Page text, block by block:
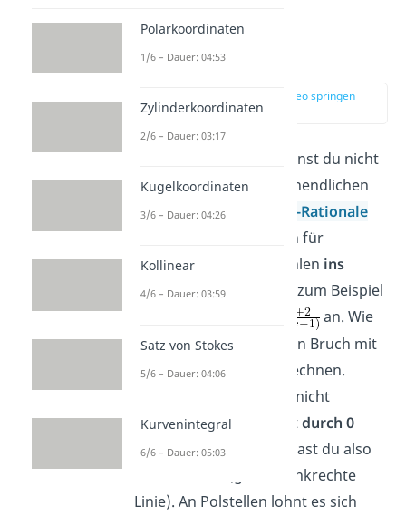
rechtsseitiger
Grenzwert)
zur Stelle im Video springen
(02:22)
Mit dem Grenzwert kannst du nicht
nur das Verhalten im Unendlichen
bestimmen.Gebrochen-Rationale
gehen auch für
bestimmte endliche Zahlen ins
Unendliche. Schaue dir zum Beispiel
an. Wie
du weißt, darfst du einen Bruch mit
0 im Nenner nicht ausrechnen.
Daher kannst du hier 1 nicht
einsetzen, weil du sonstdurch 0
teilenmüsstest. Dort hast du also
(grüne senkrechte
Linie). An Polstellen lohnt es sich
Polarkoordinaten
1/6 – Dauer: 04:53
Zylinderkoordinaten
2/6 – Dauer: 03:17
Kugelkoordinaten
3/6 – Dauer: 04:26
Kollinear
4/6 – Dauer: 03:59
Satz von Stokes
5/6 – Dauer: 04:06
Kurvenintegral
6/6 – Dauer: 05:03